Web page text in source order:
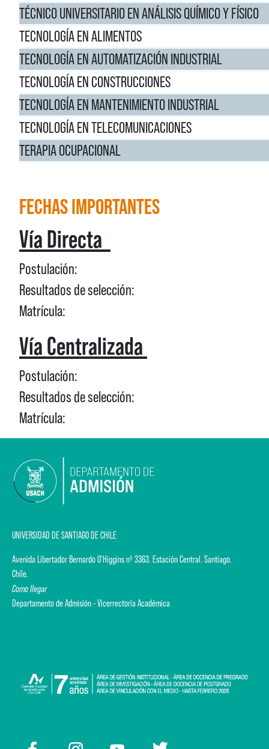
TÉCNICO UNIVERSITARIO EN ANÁLISIS QUÍMICO Y FÍSICO
TECNOLOGÍA EN ALIMENTOS
TECNOLOGÍA EN AUTOMATIZACIÓN INDUSTRIAL
TECNOLOGÍA EN CONSTRUCCIONES
TECNOLOGÍA EN MANTENIMIENTO INDUSTRIAL
TECNOLOGÍA EN TELECOMUNICACIONES
TERAPIA OCUPACIONAL
FECHAS IMPORTANTES
Vía Directa
Postulación:
Resultados de selección:
Matrícula:
Vía Centralizada
Postulación:
Resultados de selección:
Matrícula:
UNIVERSIDAD DE SANTIAGO DE CHILE
Avenida Libertador Bernardo O'Higgins nº 3363. Estación Central. Santiago.
Chile.
Como llegar
Departamento de Admisión - Vicerrectoría Académica